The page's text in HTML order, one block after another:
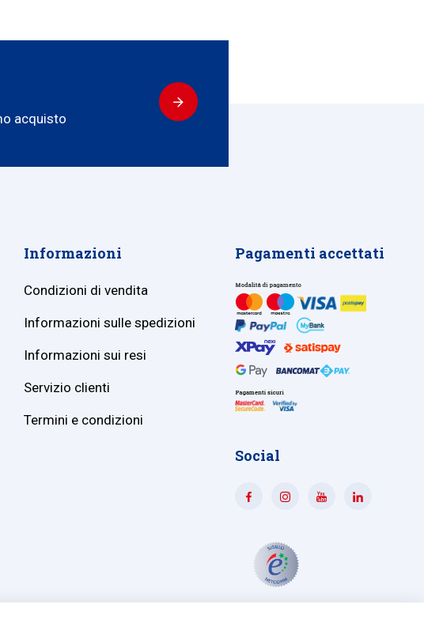
acquisto
Informazioni
Condizioni di vendita
Informazioni sulle spedizioni
Informazioni sui resi
Servizio clienti
Termini e condizioni
Pagamenti accettati
Social